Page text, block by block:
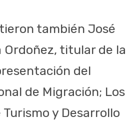
también José
Ordoñez, titular de la
del
de Migración; Los
y Desarrollo